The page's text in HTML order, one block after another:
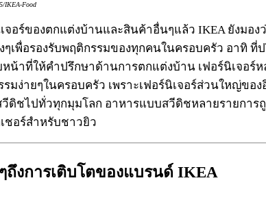
IKEA-Food
จอร์ของตกแต่งบ้านและสินค้าอื่นๆแล้ว IKEA ยังม
ๆเพื่อรองรับพฤติกรรมของทุกคนในครอบครัว อาทิ
าที่ให้คำปรึกษาด้านการตกแต่งบ้าน เฟอร์นิเจอร์ห
รมง่ายๆในครอบครัว เพราะเฟอร์นิเจอร์ส่วนใหญ่
ดิชไปทั่วทุกมุมโลก อาหารแบบสวีดิชหลายรายกา
ชอร์สำหรับชาวยิว
ถึงการเติบโตของแบรนด์ IKEA